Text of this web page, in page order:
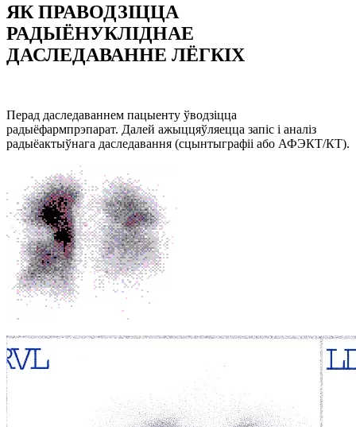
ЯК ПРАВОДЗІЦЦА
РАДЫЁНУКЛІДНАЕ
ДАСЛЕДАВАННЕ ЛЁГКІХ
Перад даследаваннем пацыенту ўводзіцца
радыёфармпрэпарат. Далей ажыццяўляецца запіс і аналіз
радыёактыўнага даследавання (сцынтыграфіі або АФЭКТ/КТ).